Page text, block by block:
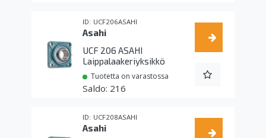
UCF206ASAHI
Asahi
UCF 206 ASAHI
Laippalaakeriyksikkö
Tuotetta on varastossa
216
UCF208ASAHI
Asahi